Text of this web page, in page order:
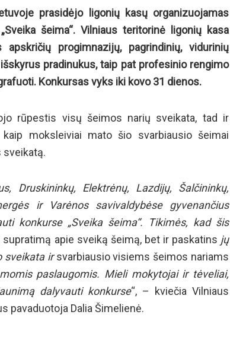
prasidėjo ligonių kasų organizuojamas
šeima“. Vilniaus teritorinė ligonių kasa
progimnazijų, pagrindinių, vidurinių
pradinukus, taip pat profesinio rengimo
Konkursas vyks iki kovo 31 dienos.
rūpestis visų šeimos narių sveikata, tad ir
moksleiviai mato šio svarbiausio šeimai
sveikatą.
Druskininkų, Elektrėnų, Lazdijų, Šalčininkų,
ir Varėnos savivaldybėse gyvenančius
konkurse „Sveika šeima“. Tikimės, kad šis
apie sveiką šeimą, bet ir paskatins jų
sveikata irsvarbiausio visiems šeimos nariams
paslaugomis. Mieli mokytojai ir tėveliai,
dalyvauti konkurse“, – kviečia Vilniaus
pavaduotoja Dalia Šimelienė.